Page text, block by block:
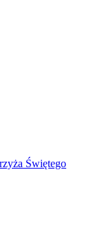
Świętego